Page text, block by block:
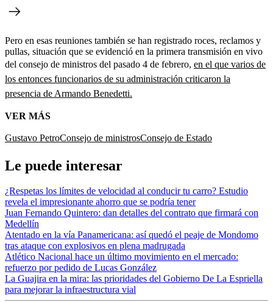
Pero en esas reuniones también se han registrado roces, reclamos y
pullas, situación que se evidenció en la primera transmisión en vivo
del consejo de ministros del pasado 4 de febrero, en el que varios de
los entonces funcionarios de su administración criticaron la
presencia de Armando Benedetti.
VER MÁS
Gustavo PetroConsejo de ministrosConsejo de Estado
Le puede interesar
¿Respetas los límites de velocidad al conducir tu carro? Estudio
revela el impresionante ahorro que se podría tener
Juan Fernando Quintero: dan detalles del contrato que firmará con
Medellín
Atentado en la vía Panamericana: así quedó el peaje de Mondomo
tras ataque con explosivos en plena madrugada
Atlético Nacional hace un último movimiento en el mercado:
refuerzo por pedido de Lucas González
La Guajira en la mira: las prioridades del Gobierno De La Espriella
para mejorar la infraestructura vial